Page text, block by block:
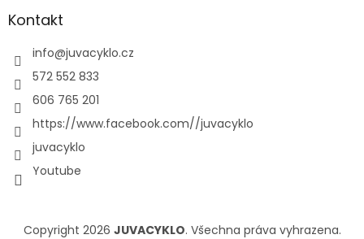
Kontakt
info@juvacyklo.cz
572 552 833
606 765 201
https://www.facebook.com//juvacyklo
juvacyklo
Youtube
Copyright 2026 JUVACYKLO. Všechna práva vyhrazena.